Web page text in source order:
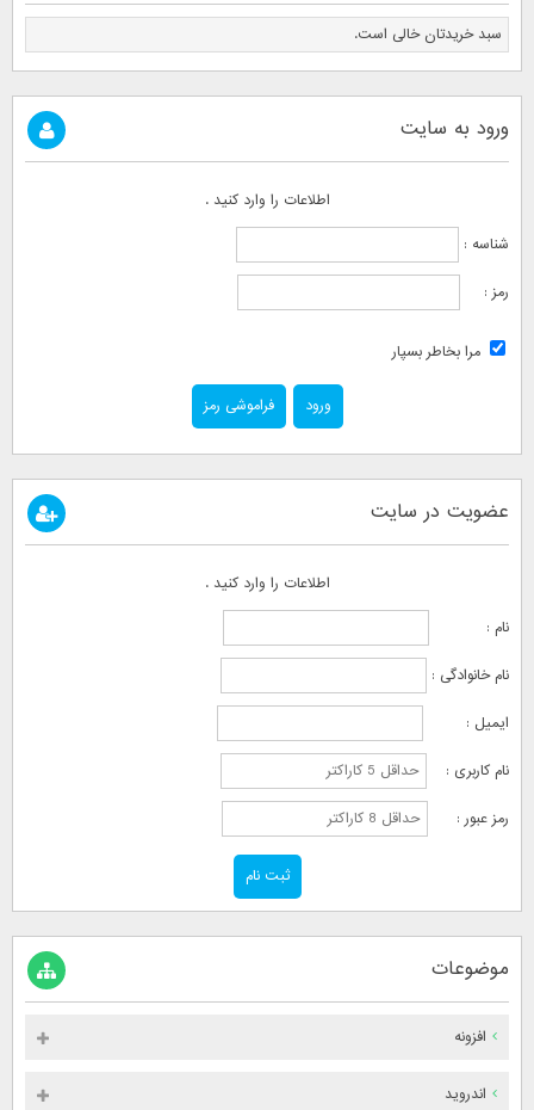
سبد خریدتان خالی است.
ورود به سایت
اطلاعات را وارد کنید .
شناسه :
رمز :
مرا بخاطر بسپار
فراموشی رمز
عضویت در سایت
اطلاعات را وارد کنید .
نام :
نام خانوادگی :
ایمیل :
نام کاربری :
رمز عبور :
موضوعات
افزونه
اندروید